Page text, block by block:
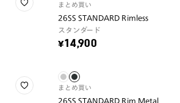
まとめ買い
26SS STANDARD Rimless
スタンダード
¥14,900
まとめ買い
26SS STANDARD Rim Metal